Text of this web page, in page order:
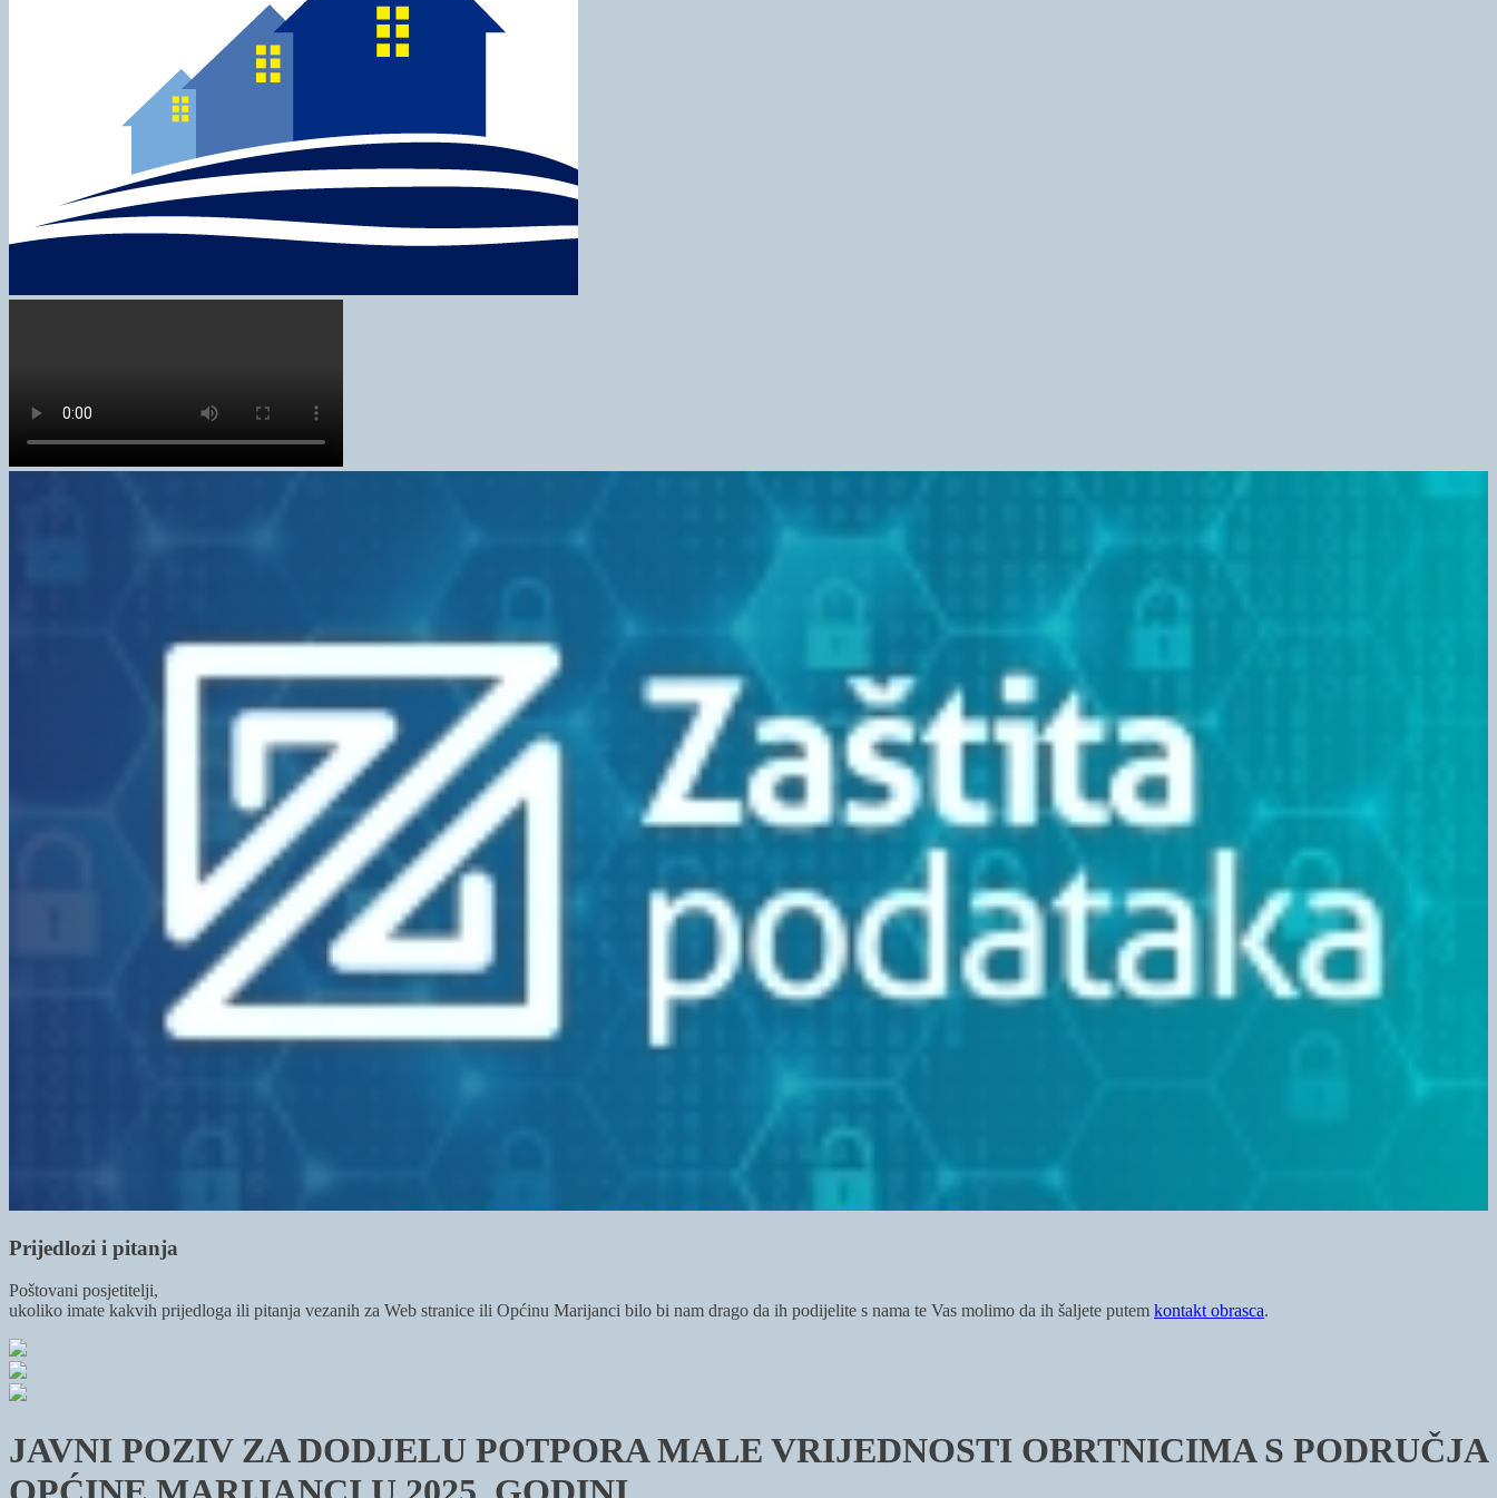
Prijedlozi i pitanja
Poštovani posjetitelji,
ukoliko imate kakvih prijedloga ili pitanja vezanih za Web stranice ili Općinu Marijanci bilo bi nam drago da ih podijelite s nama te Vas molimo da ih šaljete putem kontakt obrasca.
JAVNI POZIV ZA DODJELU POTPORA MALE VRIJEDNOSTI OBRTNICIMA S PODRUČJA